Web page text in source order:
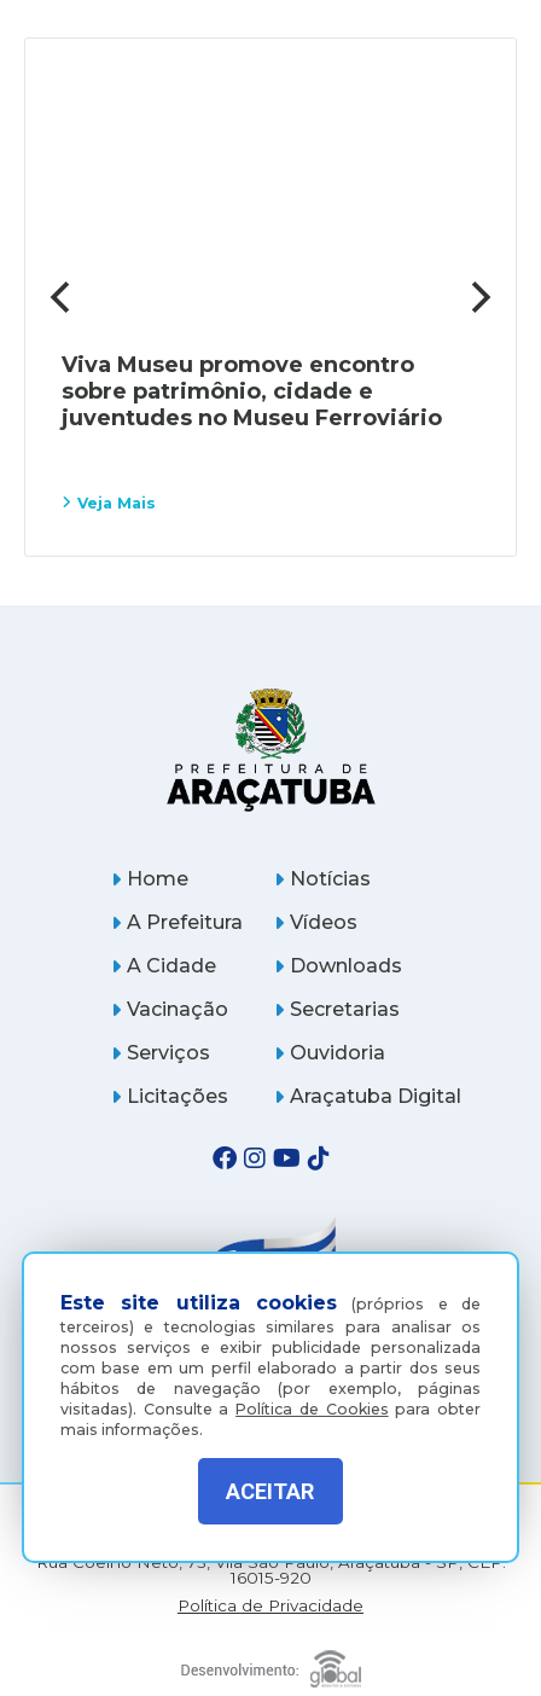
Viva Museu promove encontro
sobre patrimônio, cidade e
juventudes no Museu Ferroviário
Veja Mais
Este site utiliza cookies (próprios e de
terceiros) e tecnologias similares para analisar os
nossos serviços e exibir publicidade personalizada
com base em um perfil elaborado a partir dos seus
hábitos de navegação (por exemplo, páginas
visitadas). Consulte aPolítica de Cookies para obter
mais informações.
ACEITAR
Home
A Prefeitura
A Cidade
Notícias
Vídeos
Downloads
Vacinação
Serviços
Licitações
Secretarias
Ouvidoria
Araçatuba Digital
(18) 3607-6500
Rua Coelho Neto, 73, Vila São Paulo, Araçatuba - SP, CEP:
16015-920
Política de Privacidade